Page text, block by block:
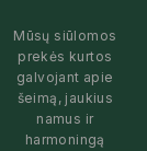
Mūsų siūlomos
prekės kurtos
galvojant apie
šeimą, jaukius
namus ir
harmoningą